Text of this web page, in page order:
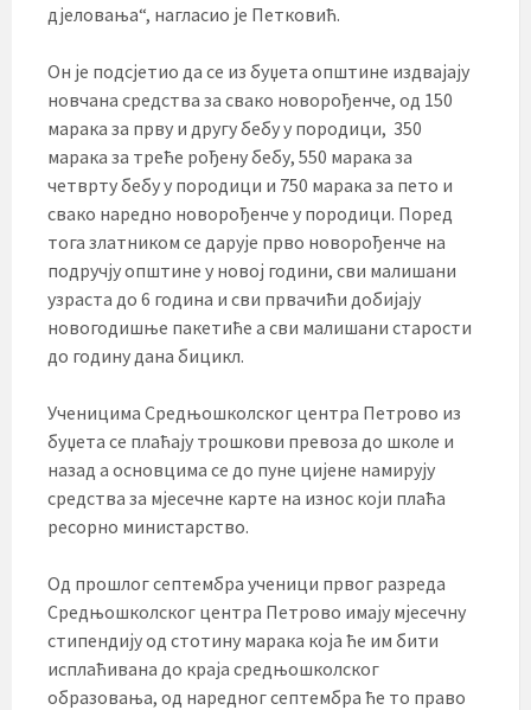
дјеловања“, нагласио је Петковић.
Он је подсјетио да се из буџета општине издвајају
новчана средства за свако новорођенче, од 150
марака за прву и другу бебу у породици, 350
марака за треће рођену бебу, 550 марака за
четврту бебу у породици и 750 марака за пето и
свако наредно новорођенче у породици. Поред
тога златником се дарује прво новорођенче на
подручју општине у новој години, сви малишани
узраста до 6 година и сви првачићи добијају
новогодишње пакетиће а сви малишани старости
до годину дана бицикл.
Ученицима Средњошколског центра Петрово из
буџета се плаћају трошкови превоза до школе и
назад а основцима се до пуне цијене намирују
средства за мјесечне карте на износ који плаћа
ресорно министарство.
Од прошлог септембра ученици првог разреда
Средњошколског центра Петрово имају мјесечну
стипендију од стотину марака која ће им бити
исплаћивана до краја средњошколског
образовања, од наредног септембра ће то право